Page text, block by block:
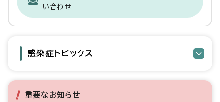
い合わせ
感染症トピックス
重要なお知らせ